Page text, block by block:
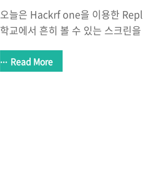
오늘은 Hackrf one을 이용한
학교에서 흔히 볼 수 있는 스크린
기들은 적혀있습니다) Replay
Read More